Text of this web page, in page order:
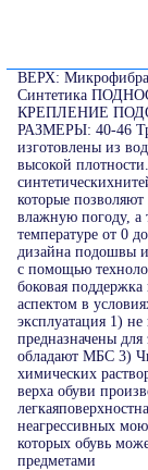
ВЕРХ:
Синтетика
КРЕПЛЕНИЕ
РАЗМЕРЫ: 40-46
изготовлены из
высокой
которые
влажную погоду, а
температуре от 0
дизайна подошвы
с помощью
боковая
аспектом в
эксплуатация 1)
предназначены для
обладают МБС 3)
химических
верха обуви
неагрессивных
которых обувь
предметами